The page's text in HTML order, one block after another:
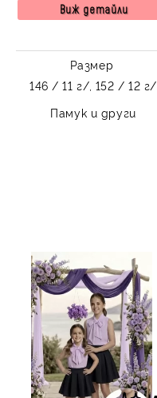
светлосин цвят
Виж детайли
Размер
146 / 11 г/, 152 / 12 г/
Памук и други